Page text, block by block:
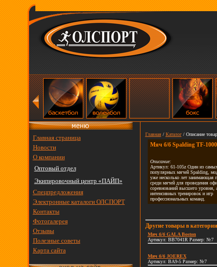
Главная страница
Новости
О компании
Оптовый отдел
Экипировочный центр «ПАЙП»
Спецпредложения
Электронные каталоги ОЛСПОРТ
Контакты
Фотогалерея
Отзывы
Полезные советы
Карта сайта
Главная/ Каталог/ Описание
Мяч б/б Spalding TF-
Описание:
Артикул: 61-105z Один из
популярных мячей Spalding,
уже несколько лет занимающая
среди мячей для проведения
соревнований высшего уровня,
интенсивных тренировок и игр
профессиональных команд.
Другие товары в
Мяч б/б GALA Boston
Артикул: BB7041R Размер: №7
Мяч б/б JOEREX
Артикул: BA9-5 Размер: №7